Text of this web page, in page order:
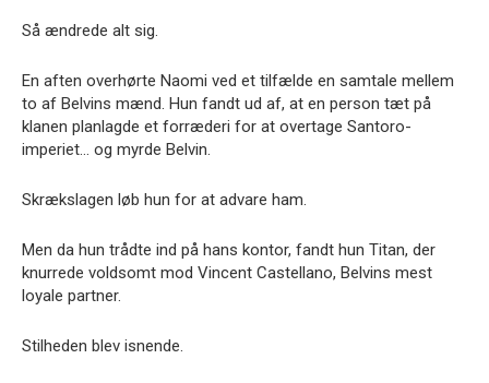
Så ændrede alt sig.
En aften overhørte Naomi ved et tilfælde en samtale mellem
to af Belvins mænd. Hun fandt ud af, at en person tæt på
klanen planlagde et forræderi for at overtage Santoro-
imperiet… og myrde Belvin.
Skrækslagen løb hun for at advare ham.
Men da hun trådte ind på hans kontor, fandt hun Titan, der
knurrede voldsomt mod Vincent Castellano, Belvins mest
loyale partner.
Stilheden blev isnende.